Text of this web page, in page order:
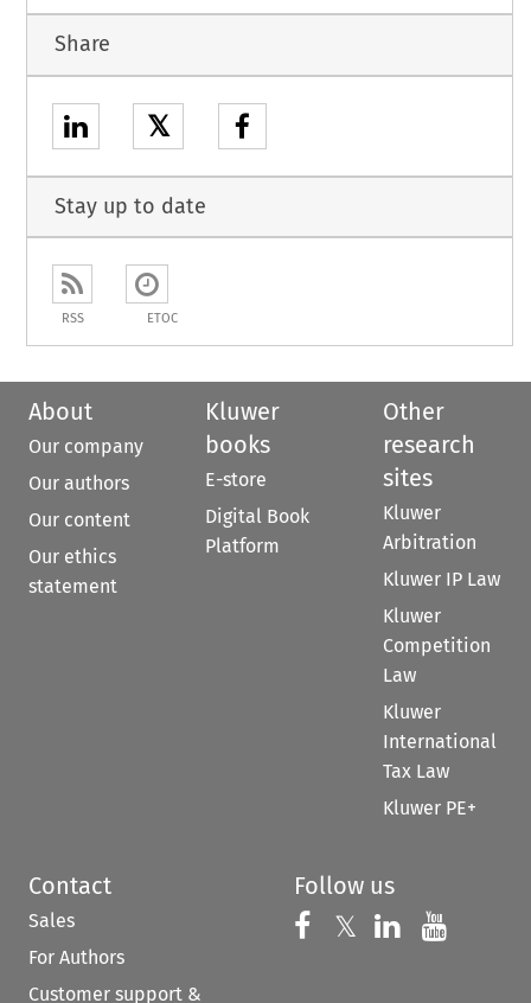
Share
𝕏
Stay up to date
RSS ETOC
About
Our company
Our authors
Our content
Our ethics
statement
Kluwer
books
E-store
Digital Book
Platform
Other
research
sites
Kluwer
Arbitration
Kluwer IP Law
Kluwer
Competition
Law
Kluwer
International
Tax Law
Kluwer PE+
Contact
Sales
For Authors
Customer support &
Follow us
Follow us on
𝕏 Follow us on
Follow us